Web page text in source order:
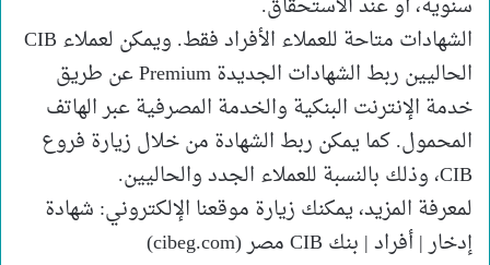
الشهادات متاحة للعملاء الأفراد فقط. ويمكن لعملاء CIB
الحاليين ربط الشهادات الجديدة Premium عن طريق
خدمة الإنترنت البنكية والخدمة المصرفية عبر الهاتف
المحمول. كما يمكن ربط الشهادة من خلال زيارة فروع
CIB، وذلك بالنسبة للعملاء الجدد والحاليين.
لمعرفة المزيد، يمكنك زيارة موقعنا الإلكتروني: شهادة
إدخار | أفراد | بنك CIB مصر (cibeg.com)